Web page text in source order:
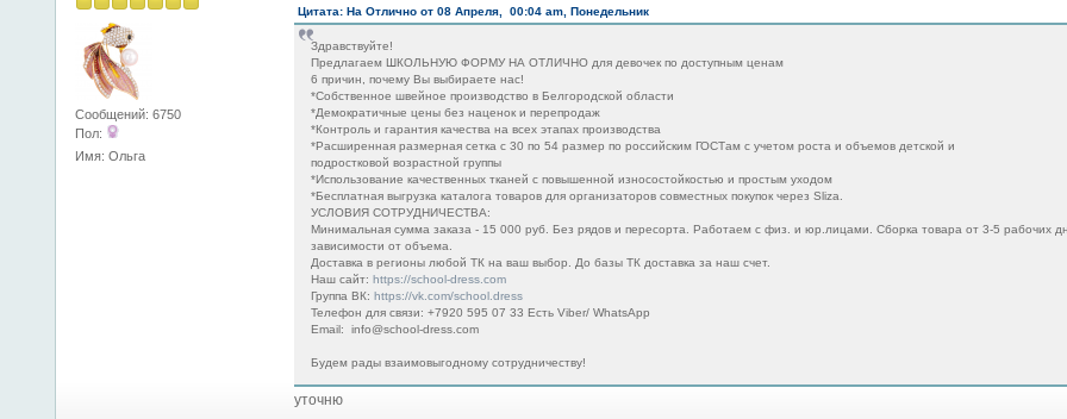
Сообщений: 6750
Пол:
Имя: Ольга
Цитата: На Отлично от 08 Апреля, 00:04 am, Понедельник
Здравствуйте!
Предлагаем ШКОЛЬНУЮ ФОРМУ НА ОТЛИЧНО для девочек по доступным ценам
6 причин, почему Вы выбираете нас!
*Собственное швейное производство в Белгородской области
*Демократичные цены без наценок и перепродаж
*Контроль и гарантия качества на всех этапах производства
*Расширенная размерная сетка с 30 по 54 размер по российским ГОСТам с учетом роста и объемов детской и
подростковой возрастной группы
*Использование качественных тканей с повышенной износостойкостью и простым уходом
*Бесплатная выгрузка каталога товаров для организаторов совместных покупок через Sliza.
УСЛОВИЯ СОТРУДНИЧЕСТВА:
Минимальная сумма заказа - 15 000 руб. Без рядов и пересорта. Работаем с физ. и юр.лицами. Сборка товара от 3-5 рабочих
зависимости от объема.
Доставка в регионы любой ТК на ваш выбор. До базы ТК доставка за наш счет.
Наш сайт: https://school-dress.com
Группа ВК: https://vk.com/school.dress
Телефон для связи: +7920 595 07 33 Есть Viber/ WhatsApp
Email: info@school-dress.com
Будем рады взаимовыгодному сотрудничеству!
уточню